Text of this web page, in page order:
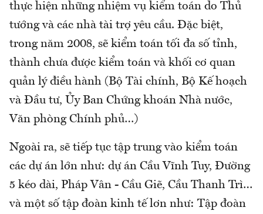
thực hiện những nhiệm vụ kiểm toán do Thủ
tướng và các nhà tài trợ yêu cầu. Đặc biệt,
trong năm 2008, sẽ kiểm toán tối đa số tỉnh,
thành chưa được kiểm toán và khối cơ quan
quản lý điều hành (Bộ Tài chính, Bộ Kế hoạch
và Đầu tư, Ủy Ban Chứng khoán Nhà nước,
Văn phòng Chính phủ…)
Ngoài ra, sẽ tiếp tục tập trung vào kiểm toán
các dự án lớn như: dự án Cầu Vĩnh Tuy, Đường
5 kéo dài, Pháp Vân - Cầu Giẽ, Cầu Thanh Trì…
và một số tập đoàn kinh tế lơn như: Tập đoàn